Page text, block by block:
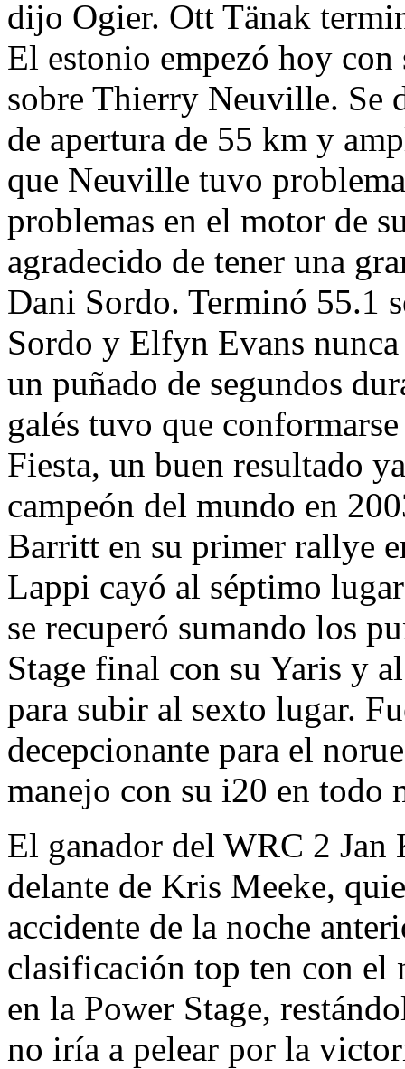
dijo Ogier. Ott Tänak
El estonio empezó hoy
sobre Thierry Neuville. Se
de apertura de 55 km y
que Neuville tuvo
problemas en el motor de
agradecido de tener una
Dani Sordo. Terminó 55.1
Sordo y Elfyn Evans
un puñado de segundos
galés tuvo que
Fiesta, un buen resultado
campeón del mundo en
Barritt en su primer rallye
Lappi cayó al séptimo
se recuperó sumando los
Stage final con su Yaris y
para subir al sexto lugar.
decepcionante para el
manejo con su i20 en todo
El ganador del WRC 2
delante de Kris Meeke,
accidente de la noche
clasificación top ten con el
en la Power Stage,
no iría a pelear por la